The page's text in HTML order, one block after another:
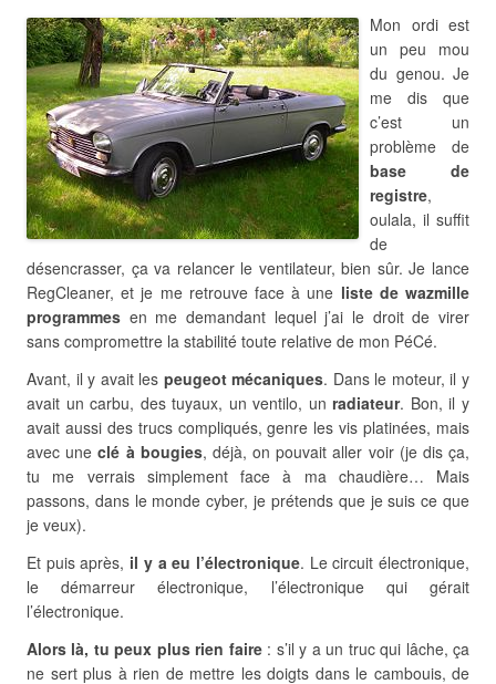
Mon ordi est
un peu mou
du genou. Je
me dis que
c’est un
problème de
base de
registre,
oulala, il suffit
de
désencrasser, ça va relancer le ventilateur, bien sûr. Je lance
RegCleaner, et je me retrouve face à une liste de wazmille
programmes en me demandant lequel j’ai le droit de virer
sans compromettre la stabilité toute relative de mon PéCé.
Avant, il y avait les peugeot mécaniques. Dans le moteur, il y
avait un carbu, des tuyaux, un ventilo, un radiateur. Bon, il y
avait aussi des trucs compliqués, genre les vis platinées, mais
avec uneclé à bougies, déjà, on pouvait aller voir (je dis ça,
tu me verrais simplement face à ma chaudière… Mais
passons, dans le monde cyber, je prétends que je suis ce que
je veux).
Et puis après, il y a eu l’électronique. Le circuit électronique,
le démarreur électronique, l’électronique qui gérait
l’électronique.
Alors là, tu peux plus rien faire: s’il y a un truc qui lâche, ça
ne sert plus à rien de mettre les doigts dans le cambouis, de